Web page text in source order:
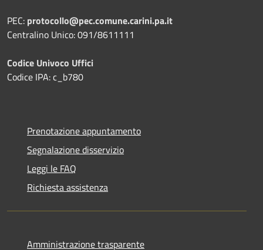
PEC: protocollo@pec.comune.carini.pa.it
Centralino Unico: 091/8611111
Codice Univoco Uffici
Codice IPA: c_b780
Prenotazione appuntamento
Segnalazione disservizio
Leggi le FAQ
Richiesta assistenza
Amministrazione trasparente